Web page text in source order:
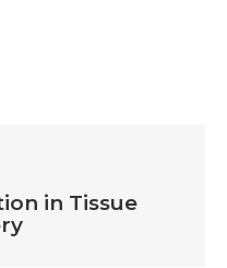
in Tissue